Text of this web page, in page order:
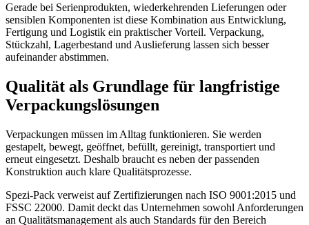
Gerade bei Serienprodukten, wiederkehrenden Lieferungen oder
sensiblen Komponenten ist diese Kombination aus Entwicklung,
Fertigung und Logistik ein praktischer Vorteil. Verpackung,
Stückzahl, Lagerbestand und Auslieferung lassen sich besser
aufeinander abstimmen.
Qualität als Grundlage für langfristige
Verpackungslösungen
Verpackungen müssen im Alltag funktionieren. Sie werden
gestapelt, bewegt, geöffnet, befüllt, gereinigt, transportiert und
erneut eingesetzt. Deshalb braucht es neben der passenden
Konstruktion auch klare Qualitätsprozesse.
Spezi-Pack verweist auf Zertifizierungen nach ISO 9001:2015 und
FSSC 22000. Damit deckt das Unternehmen sowohl Anforderungen
an Qualitätsmanagement als auch Standards für den Bereich